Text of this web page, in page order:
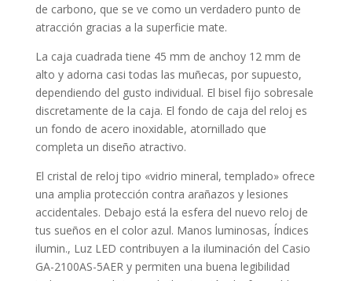
de carbono, que se ve como un verdadero punto de
atracción gracias a la superficie mate.
La caja cuadrada tiene 45 mm de anchoy 12 mm de
alto y adorna casi todas las muñecas, por supuesto,
dependiendo del gusto individual. El bisel fijo sobresale
discretamente de la caja. El fondo de caja del reloj es
un fondo de acero inoxidable, atornillado que
completa un diseño atractivo.
El cristal de reloj tipo «vidrio mineral, templado» ofrece
una amplia protección contra arañazos y lesiones
accidentales. Debajo está la esfera del nuevo reloj de
tus sueños en el color azul. Manos luminosas, Índices
ilumin., Luz LED contribuyen a la iluminación del Casio
GA-2100AS-5AER y permiten una buena legibilidad